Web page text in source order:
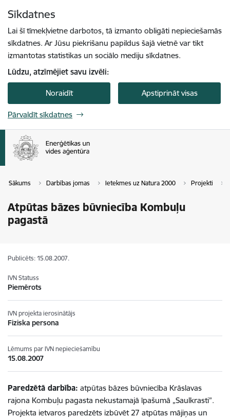
Sīkdatnes
Lai šī tīmekļvietne darbotos, tā izmanto obligāti nepieciešamās
sīkdatnes. Ar Jūsu piekrišanu papildus šajā vietnē var tikt
izmantotas statistikas un sociālo mediju sīkdatnes.
Lūdzu, atzīmējiet savu izvēli:
Noraidīt Apstiprināt visas
Pārvaldīt sīkdatnes
Sākums Darbības jomas Ietekmes uz Natura 2000 Projekti
Atpūtas bāzes būvniecība Kombuļu
pagastā
Publicēts: 15.08.2007.
IVN Statuss
Piemērots
IVN projekta ierosinātājs
Fiziska persona
Lēmums par IVN nepieciešamību
15.08.2007
Paredzētā darbība: atpūtas bāzes būvniecība Krāslavas
rajona Kombuļu pagasta nekustamajā īpašumā „Saulkrasti”.
Projekta ietvaros paredzēts izbūvēt 27 atpūtas mājiņas un